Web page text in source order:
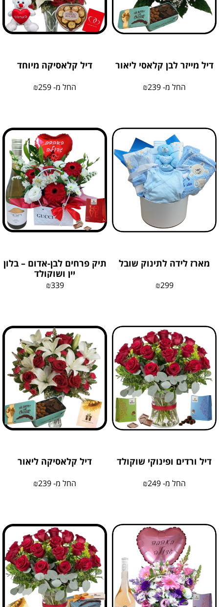
דיל מייזר לבן קלאסי ליאור
החל מ- ₪239
דיל קלאסיקה מיוחד
החל מ- ₪259
מארז לידה לתינוק שובל
₪299
תיק פרחים לבן-אדום – בלון
יין ושוקולד
₪339
דיל ורדים ופינוקי שוקולד
החל מ- ₪249
דיל קלאסיקה ליאור
החל מ- ₪239